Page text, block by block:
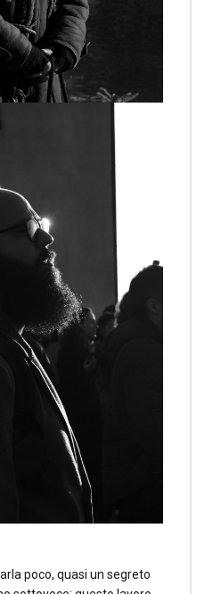
poco, quasi un segreto